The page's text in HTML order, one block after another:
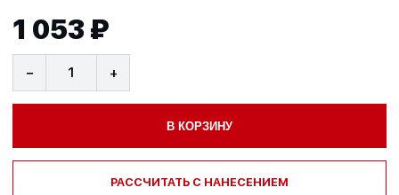
1 053 ₽
− +
В КОРЗИНУ
РАССЧИТАТЬ С НАНЕСЕНИЕМ